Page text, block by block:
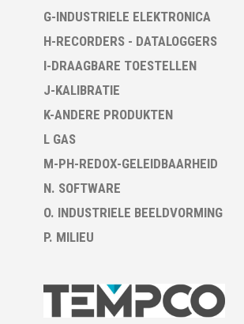
G-INDUSTRIELE ELEKTRONICA
H-RECORDERS - DATALOGGERS
I-DRAAGBARE TOESTELLEN
J-KALIBRATIE
K-ANDERE PRODUKTEN
L GAS
M-PH-REDOX-GELEIDBAARHEID
N. SOFTWARE
O. INDUSTRIELE BEELDVORMING
P. MILIEU